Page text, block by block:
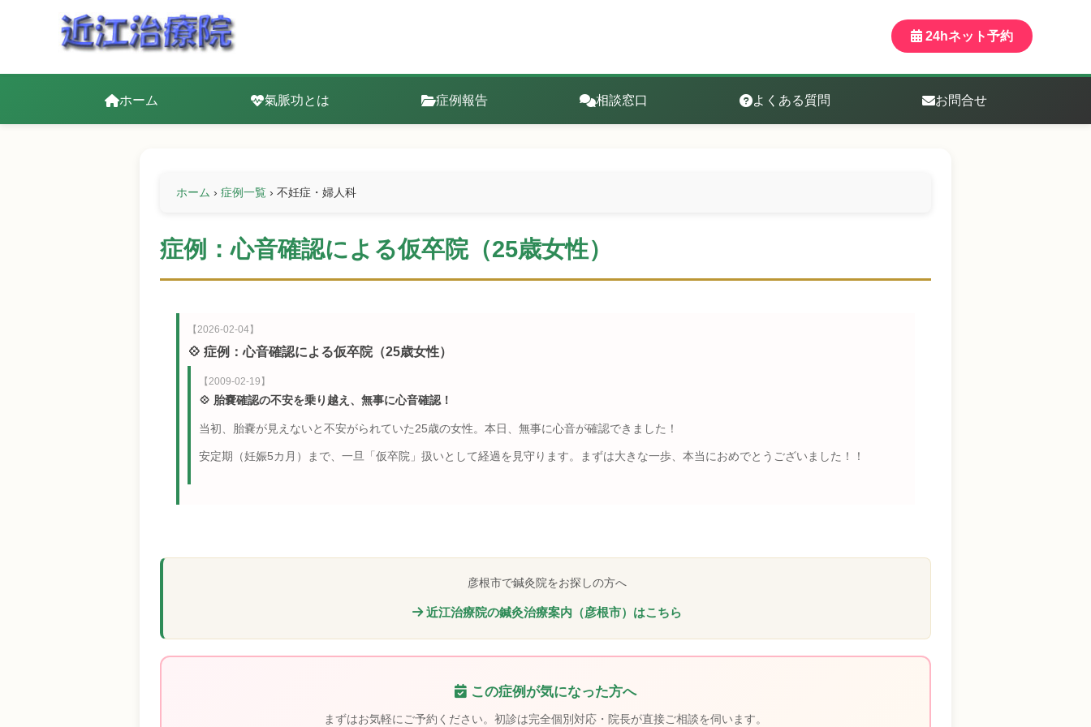
24hネット予約
ホーム 氣脈功とは 症例報告 相談窓口 よくある質問 お問合せ
ホーム › 症例一覧 › 不妊症・婦人科
症例：心音確認による仮卒院（25歳女性）
【2026-02-04】
💠 症例：心音確認による仮卒院（25歳女性）
【2009-02-19】
💠 胎嚢確認の不安を乗り越え、無事に心音確認！
当初、胎嚢が見えないと不安がられていた25歳の女性。本日、無事に心音が確認できました！
安定期（妊娠5カ月）まで、一旦「仮卒院」扱いとして経過を見守ります。まずは大きな一歩、本当におめでとうございました！！
彦根市で鍼灸院をお探しの方へ
近江治療院の鍼灸治療案内（彦根市）はこちら
この症例が気になった方へ
まずはお気軽にご予約ください。初診は完全個別対応・院長が直接ご相談を伺います。